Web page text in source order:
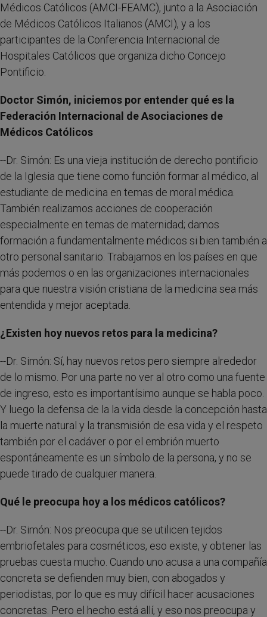
Médicos Católicos (AMCI-FEAMC), junto a la Asociación
de Médicos Católicos Italianos (AMCI), y a los
participantes de la Conferencia Internacional de
Hospitales Católicos que organiza dicho Concejo
Pontificio.
Doctor Simón, iniciemos por entender qué es la
Federación Internacional de Asociaciones de
Médicos Católicos
--Dr. Simón: Es una vieja institución de derecho pontificio
de la Iglesia que tiene como función formar al médico, al
estudiante de medicina en temas de moral médica.
También realizamos acciones de cooperación
especialmente en temas de maternidad; damos
formación a fundamentalmente médicos si bien también a
otro personal sanitario. Trabajamos en los países en que
más podemos o en las organizaciones internacionales
para que nuestra visión cristiana de la medicina sea más
entendida y mejor aceptada.
¿Existen hoy nuevos retos para la medicina?
--Dr. Simón: Sí, hay nuevos retos pero siempre alrededor
de lo mismo. Por una parte no ver al otro como una fuente
de ingreso, esto es importantísimo aunque se habla poco.
Y luego la defensa de la la vida desde la concepción hasta
la muerte natural y la transmisión de esa vida y el respeto
también por el cadáver o por el embrión muerto
espontáneamente es un símbolo de la persona, y no se
puede tirado de cualquier manera.
Qué le preocupa hoy a los médicos católicos?
--Dr. Simón: Nos preocupa que se utilicen tejidos
embriofetales para cosméticos, eso existe, y obtener las
pruebas cuesta mucho. Cuando uno acusa a una compañía
concreta se defienden muy bien, con abogados y
periodistas, por lo que es muy difícil hacer acusaciones
concretas. Pero el hecho está allí, y eso nos preocupa y